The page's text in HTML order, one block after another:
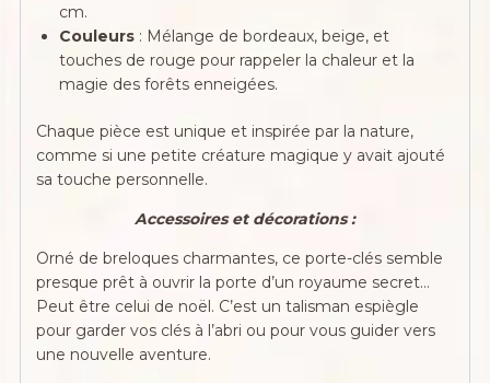
cm.
Couleurs : Mélange de bordeaux, beige, et
touches de rouge pour rappeler la chaleur et la
magie des forêts enneigées.
Chaque pièce est unique et inspirée par la nature,
comme si une petite créature magique y avait ajouté
sa touche personnelle.
Accessoires et décorations :
Orné de breloques charmantes, ce porte-clés semble
presque prêt à ouvrir la porte d’un royaume secret…
Peut être celui de noël. C’est un talisman espiègle
pour garder vos clés à l’abri ou pour vous guider vers
une nouvelle aventure.